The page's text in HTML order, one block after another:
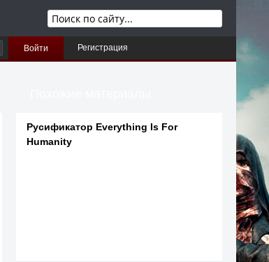
Войти Регистрация
Русификатор Everything Is For
Humanity